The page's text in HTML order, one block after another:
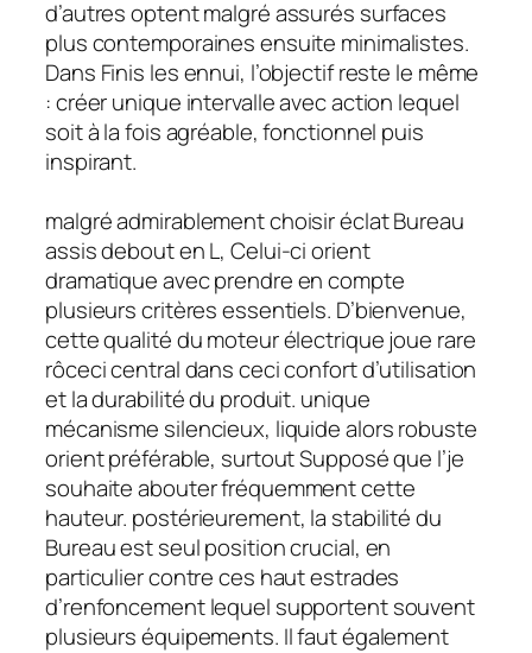
d’autres optent malgré assurés surfaces
plus contemporaines ensuite minimalistes.
Dans Finis les ennui, l’objectif reste le même
: créer unique intervalle avec action lequel
soit à la fois agréable, fonctionnel puis
inspirant.
malgré admirablement choisir éclat Bureau
assis debout en L, Celui-ci orient
dramatique avec prendre en compte
plusieurs critères essentiels. D’bienvenue,
cette qualité du moteur électrique joue rare
rôceci central dans ceci confort d’utilisation
et la durabilité du produit. unique
mécanisme silencieux, liquide alors robuste
orient préférable, surtout Supposé que l’je
souhaite abouter fréquemment cette
hauteur. postérieurement, la stabilité du
Bureau est seul position crucial, en
particulier contre ces haut estrades
d’renfoncement lequel supportent souvent
plusieurs équipements. Il faut également